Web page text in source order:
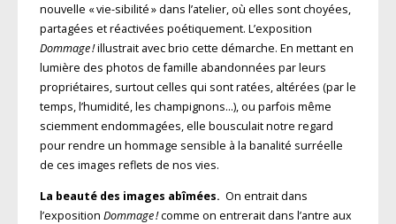
nouvelle « vie-sibilité » dans l’atelier, où elles sont choyées,
partagées et réactivées poétiquement. L’exposition
Dommage !illustrait avec brio cette démarche. En mettant en
lumière des photos de famille abandonnées par leurs
propriétaires, surtout celles qui sont ratées, altérées (par le
temps, l’humidité, les champignons…), ou parfois même
sciemment endommagées, elle bousculait notre regard
pour rendre un hommage sensible à la banalité surréelle
de ces images reflets de nos vies.
La beauté des images abîmées. On entrait dans
l’exposition Dommage !comme on entrerait dans l’antre aux